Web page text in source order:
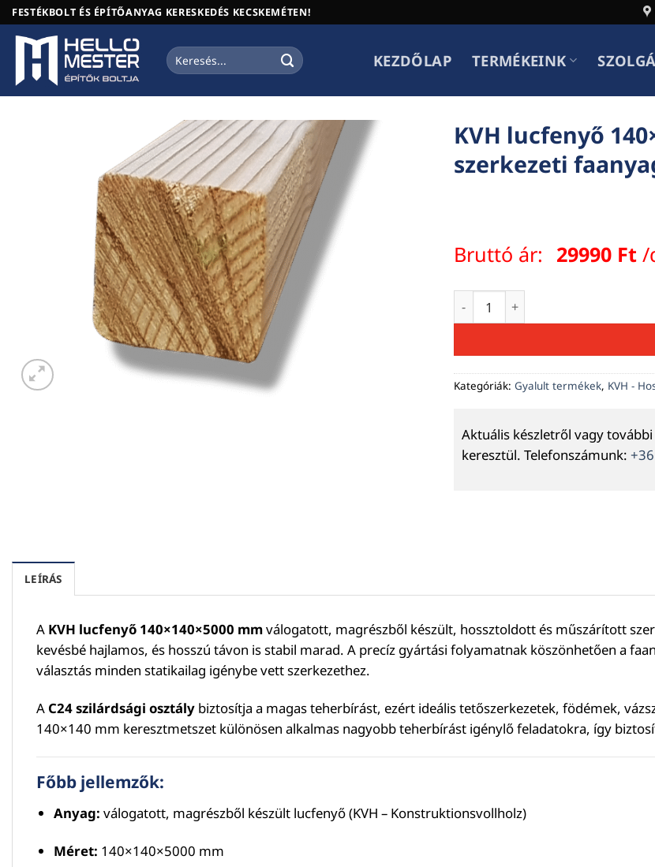
Skip
to
content
FESTÉKBOLT ÉS ÉPÍTŐANYAG KERESKEDÉS KECSKEMÉTEN!
Keresés
a
KEZDŐLAP TERMÉKEINK
KVH lucfenyő
szerkezeti
Bruttó ár: 29990 Ft /
KVH lucfenyő 140×140×5000 –
Kategóriák: Gyalult termékek, KVH -
Aktuális készletről vagy
keresztül. Telefonszámunk:
LEÍRÁS
A KVH lucfenyő 140×140×5000 mmválogatott, magrészből készült, hossztoldott és műszárított
kevésbé hajlamos, és hosszú távon is stabil marad. A precíz gyártási folyamatnak köszönhetően a
választás minden statikailag igénybe vett szerkezethez.
A C24 szilárdsági osztály biztosítja a magas teherbírást, ezért ideális tetőszerkezetek, födémek,
140×140 mm keresztmetszet különösen alkalmas nagyobb teherbírást igénylő feladatokra, így
Főbb jellemzők:
Anyag: válogatott, magrészből készült lucfenyő (KVH – Konstruktionsvollholz)
Méret: 140×140×5000 mm